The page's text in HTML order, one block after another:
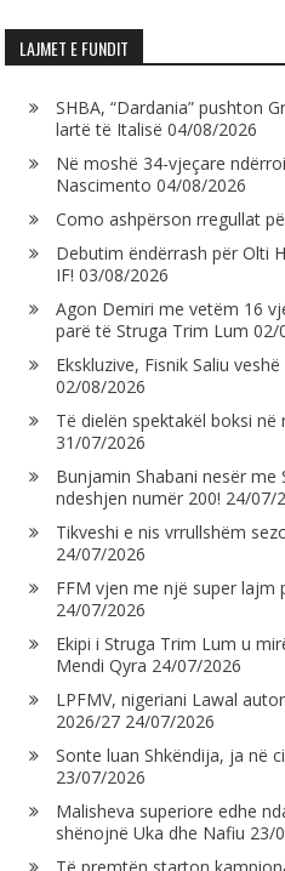
LAJMET E FUNDIT
SHBA, “Dardania” pushton
lartë të Italisë 04/08/2026
Në moshë 34-vjeçare
Nascimento 04/08/2026
Como ashpërson rregullat
Debutim ëndërrash për Olti
IF! 03/08/2026
Agon Demiri me vetëm 16
parë të Struga Trim Lum 02/
Ekskluzive, Fisnik Saliu
02/08/2026
Të dielën spektakël boksi në
31/07/2026
Bunjamin Shabani nesër
ndeshjen numër 200! 24/07/
Tikveshi e nis vrrullshëm
24/07/2026
FFM vjen me një super lajm
24/07/2026
Ekipi i Struga Trim Lum u
Mendi Qyra 24/07/2026
LPFMV, nigeriani Lawal
2026/27 24/07/2026
Sonte luan Shkëndija, ja në
23/07/2026
Malisheva superiore edhe
shënojnë Uka dhe Nafiu 23/